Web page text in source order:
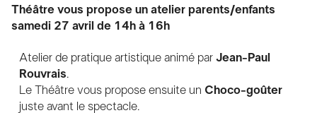
Théâtre vous proposeun atelier parents/enfants
samedi 27 avril de 14h à 16h
Atelier de pratique artistique animé parJean-Paul
Rouvrais.
Le Théâtre vous propose ensuite un Choco-goûter
juste avant le spectacle.